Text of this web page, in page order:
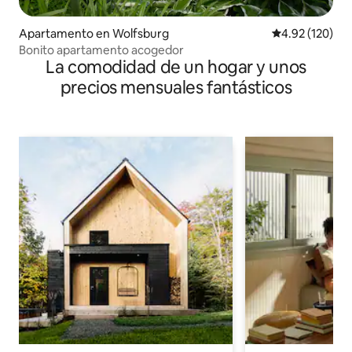
Apartamento en Wolfsburg Calificación
4.92 (120)
Bonito apartamento acogedor
La comodidad de un hogar y unos
precios mensuales fantásticos